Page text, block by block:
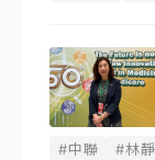
#中聯 #林